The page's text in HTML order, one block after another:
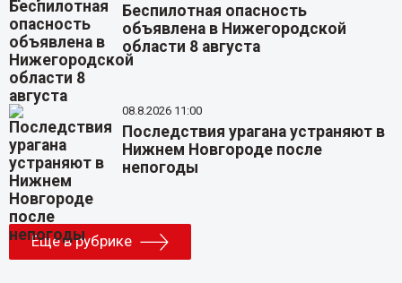
Беспилотная опасность
объявлена в Нижегородской
области 8 августа
08.8.2026 11:00
Последствия урагана устраняют в
Нижнем Новгороде после
непогоды
Еще в рубрике